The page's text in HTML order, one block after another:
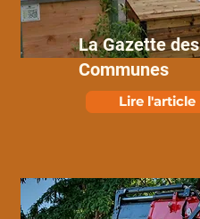
La Gazette des
Communes
Lire l'article